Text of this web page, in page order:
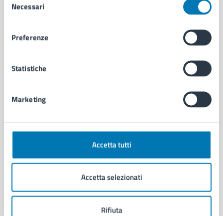
delNecessari
Preferenze
Statistiche
Marketing
Accetta tutti
Accetta selezionati
Rifiuta
Personale amministrativo
Intranet, posta aziendale e protocollo
CATEGORIE DI SERVIZIO
Autorizzazioni
Documenti e certificati
Imprese e commercio
Salute, benessere e assistenza
Servizi Cimiteriali
Vita lavorativa